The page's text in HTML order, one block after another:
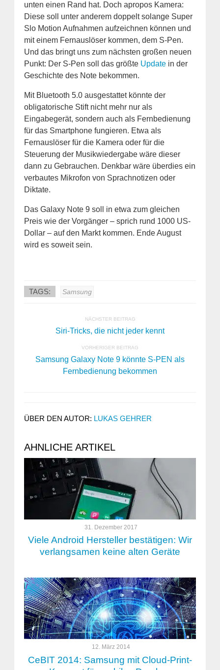
unten einen Rand hat. Doch apropos Kamera:
Diese soll unter anderem doppelt solange Super
Slo Motion Aufnahmen aufzeichnen können und
mit einem Fernauslöser kommen, dem S-Pen.
Und das bringt uns zum nächsten großen neuen
Punkt: Der S-Pen soll das größte Update in der
Geschichte des Note bekommen.
Mit Bluetooth 5.0 ausgestattet könnte der
obligatorische Stift nicht mehr nur als
Eingabegerät, sondern auch als Fernbedienung
für das Smartphone fungieren. Etwa als
Fernauslöser für die Kamera oder für die
Steuerung der Musikwiedergabe wäre dieser
dann zu Gebrauchen. Denkbar wäre überdies ein
verbautes Mikrofon von Sprachnotizen oder
Diktate.
Das Galaxy Note 9 soll in etwa zum gleichen
Preis wie der Vorgänger – sprich rund 1000 US-
Dollar – auf den Markt kommen. Ende August
wird es soweit sein.
TAGS: Samsung
NÄCHSTER BEITRAG
Siri-Tricks, die nicht jeder kennt
VORHERIGER BEITRAG
Samsung Galaxy Note 9 könnte S-PEN als
Fernbedienung bekommen
ÜBER DEN AUTOR: LUKAS GEHRER
AHNLICHE ARTIKEL
31. Dezember 2017
Viele Android Hersteller bestätigen: Wir
verlangsamen keine alten Geräte
12. März 2014
CeBIT 2014: Samsung mit Cloud-Print-